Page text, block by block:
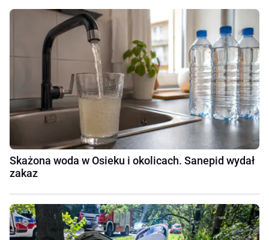
Skażona woda w Osieku i okolicach. Sanepid wydał
zakaz